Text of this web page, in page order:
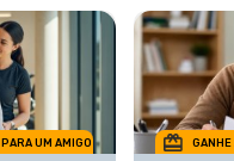
UM AMIGO GANHE